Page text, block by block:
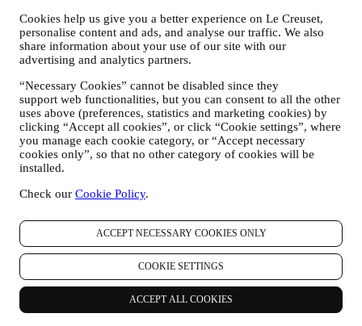
Cookies help us give you a better experience on Le Creuset,
personalise content and ads, and analyse our traffic. We also
share information about your use of our site with our
advertising and analytics partners.
“Necessary Cookies” cannot be disabled since they
support web functionalities, but you can consent to all the other
uses above (preferences, statistics and marketing cookies) by
clicking “Accept all cookies”, or click “Cookie settings”, where
you manage each cookie category, or “Accept necessary
cookies only”, so that no other category of cookies will be
installed.
Check our Cookie Policy.
ACCEPT NECESSARY COOKIES ONLY
COOKIE SETTINGS
ACCEPT ALL COOKIES
nous ne serons pas en mesure de vous identifier à partir de ces
données.
vos commentaires, demandes, plaintes, questions ou
interactions avec nous (par exemple, vos messages,
discussions en ligne, messages sur les réseaux sociaux,
courriers électroniques ou appels téléphoniques).
Les données personnelles recueillies auprès de vous lorsque vous
utilisez le site Web ou que vous fournissez des informations
permettant de vous identifier sont ainsi protégées et vous disposez
des droits en matière de protection des données exposés au
2. QUI RECUEILLE VOS DONNEES PERSONNELLES ?
électronique offerts par l'intermédiaire du site Web est Le Creuset
France SAS, B 502 705 502, 982 rue Olivier Deguise 02230
Fresnoy-Le-Grand, France. Si vous acceptez de recevoir des
communications commerciales de notre part, vous ferez partie de la
base de données des consommateurs du groupe Le Creuset. Celle-ci
est gérée, conjointement par Le Creuset France et Le Creuset Group
AG, dont le siège social est situé à Neuhofstrasse 4, 6340 Baar, en